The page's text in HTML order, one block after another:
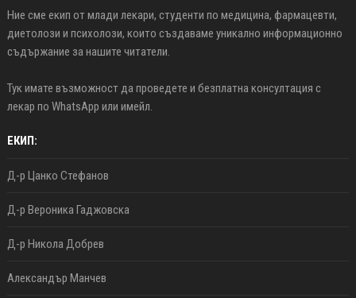
Ние сме екип от млади лекари, студенти по медицина, фармацевти,
диетолози и психолози, които създаваме уникално информационно
съдържание за нашите читатели.
Тук имате възможност да проведете и безплатна консултация с
лекар по WhatsApp или имейл.
ЕКИП:
Д-р Цанко Стефанов
Д-р Вероника Гаджовска
Д-р Никола Добрев
Александър Манчев